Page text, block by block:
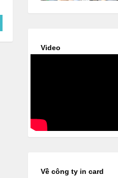
Video
Về công ty in card